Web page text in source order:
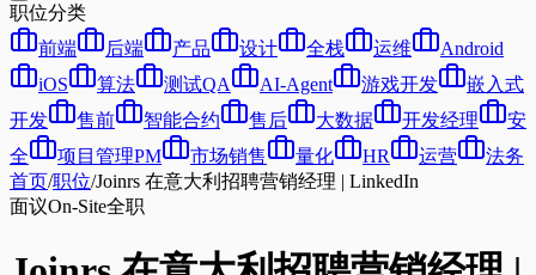
职位分类
前端
后端 产品 设计 全栈 运维
Android
iOS
算法 测试QA AI-Agent 游戏开发
嵌入式
开发
售前 智能合约 售后 大数据 开发经理
安
全
项目管理PM 市场销售 量化 HR 运营
法务
首页/职位/Joinrs 在意大利招聘营销经理 | LinkedIn
面议On-Site全职